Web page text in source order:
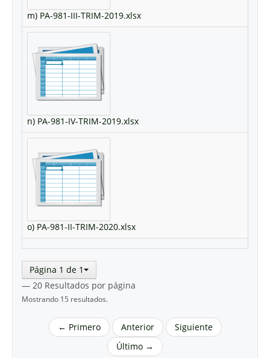
m) PA-981-III-TRIM-2019.xlsx
n) PA-981-IV-TRIM-2019.xlsx
o) PA-981-II-TRIM-2020.xlsx
Página 1 de 1
— 20 Resultados por página
Mostrando 15 resultados.
← Primero Anterior
Siguiente
Último →